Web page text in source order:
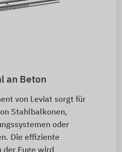
an Beton
von Leviat sorgt für
Stahlbalkonen,
oder
Die effiziente
der Fuge wird